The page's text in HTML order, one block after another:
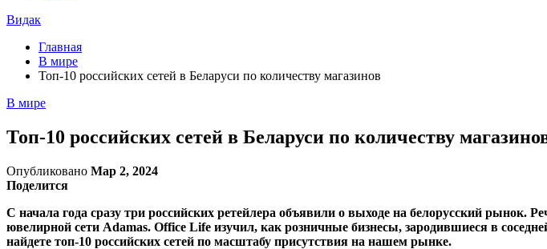
Видак
Главная
В мире
Топ-10 российских сетей в Беларуси по количеству магазинов
В мире
Топ-10 российских сетей в Беларуси по количеству
Опубликовано Мар 2, 2024
Поделится
С начала года сразу три российских ретейлера объявили о выходе на белорусский
ювелирной сети Adamas. Office Life изучил, как розничные бизнесы, зародившиеся в
найдете топ-10 российских сетей по масштабу присутствия на нашем рынке.